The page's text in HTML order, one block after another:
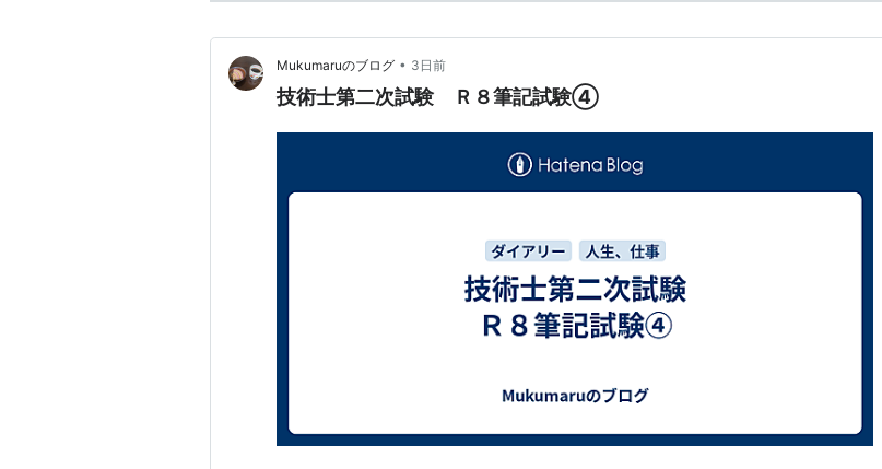
河川法においては、法第４条１項において、河川とは「公共の水流及び水面」である
とされ、社会通念上の河川と異なり、公共の水面をも含めて定義している。
自然発生的なものであり、一般公共の用に供されるものであることにおいて、本質的に
異なるものではなく、河川管理上は両者の水は相互に流入、流出し、一体的に管理すべ
第3条 この法律において「河川」とは、一級河川及び二級河川をいい、これらの河川
Mukumaruのブログ • 3日前
技術士第二次試験 Ｒ８筆記試験④